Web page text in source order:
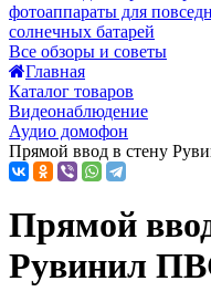
фотоаппараты для
солнечных батарей
Все обзоры и советы
Главная
Каталог товаров
Видеонаблюдение
Аудио домофон
Прямой ввод в стену
Прямой
Рувинил